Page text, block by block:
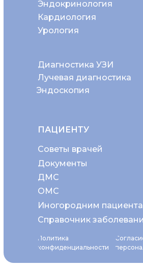
Политика
конфиденциальности
Диагностика УЗИ
Эндоскопия
Эндокринология
Кардиология
Урология
Лучевая диагностика
ПАЦИЕНТУ
Советы врачей
ОМС
Документы
ДМС
Иногородним
Справочник